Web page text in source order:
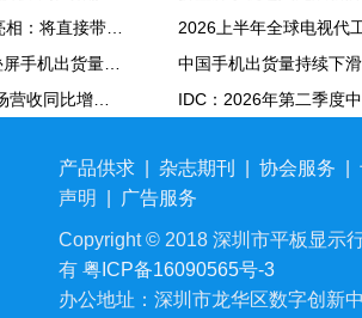
产品供求 杂志期刊 协会服务
声明
广告服务
Copyright © 2018 深圳市平板显示
有 粤ICP备16090565号-3
办公地址：深圳市龙华区数字创新